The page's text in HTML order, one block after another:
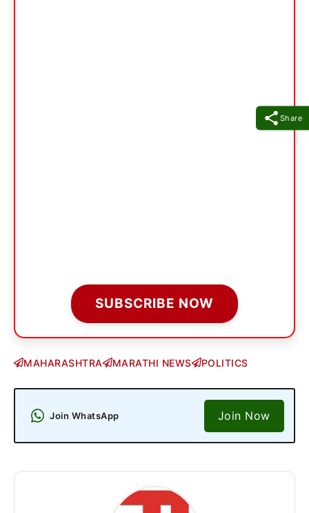
Share
SUBSCRIBE NOW
MAHARASHTRA MARATHI NEWS POLITICS
Join WhatsApp Join Now